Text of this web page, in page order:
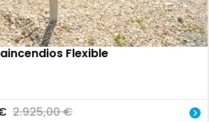
Flexible
2.925,00€